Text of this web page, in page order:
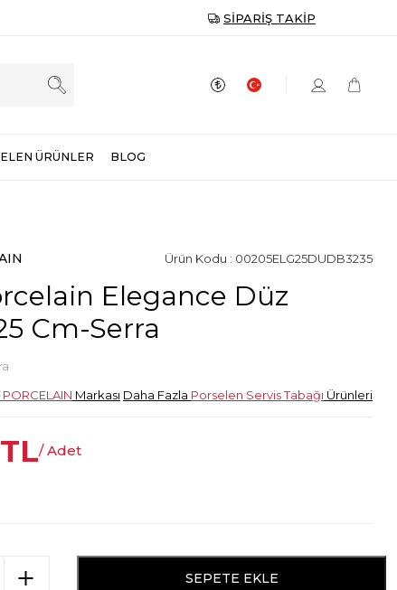
SIPARIŞ TAKIP
ÜRÜNLER BLOG
Ürün Kodu : 00205ELG25DUDB3235
Elegance Düz
Cm-Serra
PORCELAIN Markası Daha Fazla Porselen Servis Tabağı Ürünleri
TL/ Adet
SEPETE EKLE